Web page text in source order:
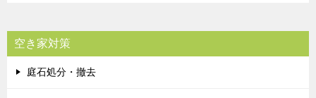
空き家対策
庭石処分・撤去